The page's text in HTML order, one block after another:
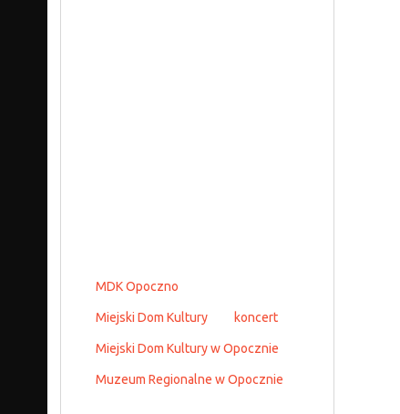
MDK Opoczno
Miejski Dom Kultury koncert
Miejski Dom Kultury w Opocznie
Muzeum Regionalne w Opocznie